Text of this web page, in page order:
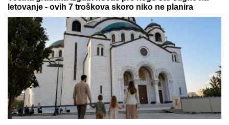
09. 08. 2026 00:30
Stiglo iznenađenje za Luku, on osuo paljbu po Anđelu,
pa Maja otkrila da li bi pokrenula svoj biznis: Drugačiji
sam tip žene! (VIDEO)